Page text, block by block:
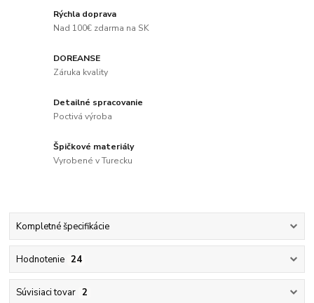
Rýchla doprava
Nad 100€ zdarma na SK
DOREANSE
Záruka kvality
Detailné spracovanie
Poctivá výroba
Špičkové materiály
Vyrobené v Turecku
Kompletné špecifikácie
Hodnotenie 24
Súvisiaci tovar 2